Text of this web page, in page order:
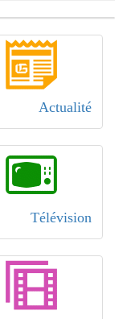
Actualité
Télévision